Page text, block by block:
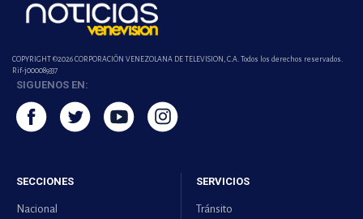
COPYRIGHT ©2026 CORPORACIÓN VENEZOLANA DE TELEVISION, C.A. Todos los derechos reservados.
Rif-j000089337
SIGUENOS EN:
SECCIONES
Nacional
SERVICIOS
Tránsito